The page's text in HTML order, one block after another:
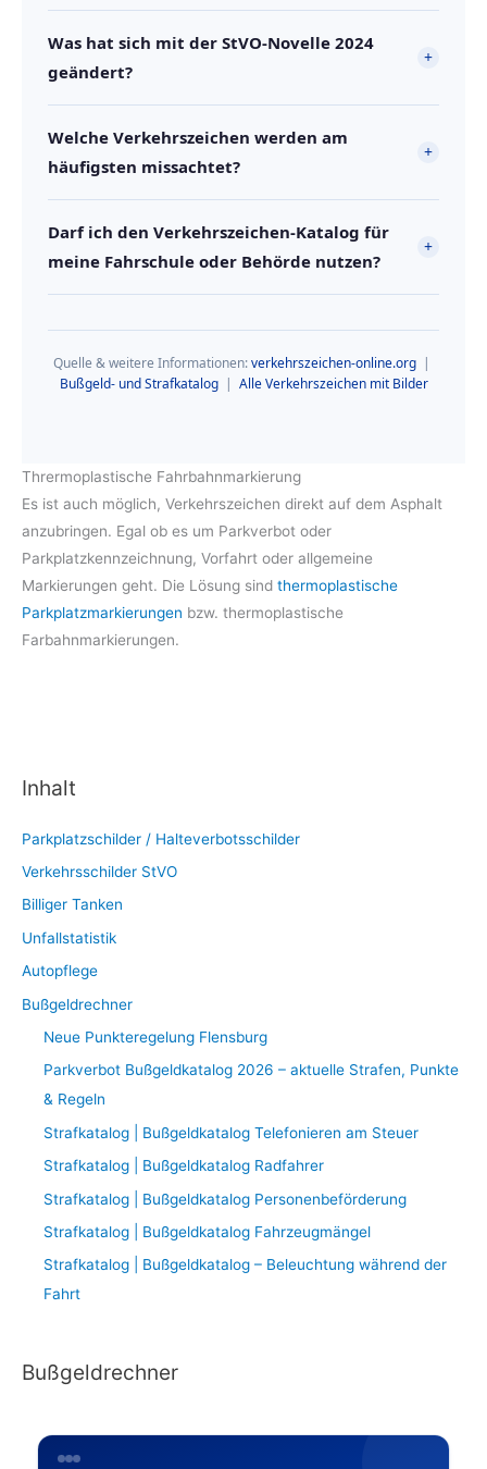
Was hat sich mit der StVO-Novelle 2024
geändert?
+
Welche Verkehrszeichen werden am
häufigsten missachtet?
+
Darf ich den Verkehrszeichen-Katalog für
meine Fahrschule oder Behörde nutzen?
+
Quelle & weitere Informationen:verkehrszeichen-online.org |
Bußgeld- und Strafkatalog| Alle Verkehrszeichen mit Bilder
Thrermoplastische Fahrbahnmarkierung
Es ist auch möglich, Verkehrszeichen direkt auf dem Asphalt
anzubringen. Egal ob es um Parkverbot oder
Parkplatzkennzeichnung, Vorfahrt oder allgemeine
Markierungen geht. Die Lösung sind thermoplastische
Parkplatzmarkierungen bzw. thermoplastische
Farbahnmarkierungen.
Inhalt
Parkplatzschilder / Halteverbotsschilder
Verkehrsschilder StVO
Billiger Tanken
Unfallstatistik
Autopflege
Bußgeldrechner
Neue Punkteregelung Flensburg
Parkverbot Bußgeldkatalog 2026 – aktuelle Strafen, Punkte
& Regeln
Strafkatalog | Bußgeldkatalog Telefonieren am Steuer
Strafkatalog | Bußgeldkatalog Radfahrer
Strafkatalog | Bußgeldkatalog Personenbeförderung
Strafkatalog | Bußgeldkatalog Fahrzeugmängel
Strafkatalog | Bußgeldkatalog – Beleuchtung während der
Fahrt
Bußgeldrechner